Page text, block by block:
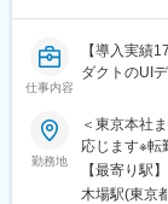
自動運転/先
信、金融、
IoT、Web
言語やOS、
も持ち帰り
だきますの
■活かせるス
仕事内容
【導入実績
ダクトのUI
勤務地
＜東京本社
応じます※転
番11号 宍
1分■THL 沖
【最寄り駅】
木場駅(東京